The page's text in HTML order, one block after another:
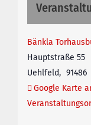
Bänkla
Hauptstraße 55
Uehlfeld, 91486
Google Karte